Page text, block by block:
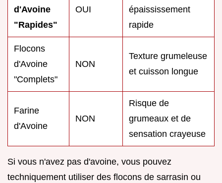
d'Avoine
"Rapides"
OUI
épaississement
rapide
Flocons
d'Avoine
"Complets"
NON
Texture grumeleuse
et cuisson longue
Farine
d'Avoine
NON
Risque de
grumeaux et de
sensation crayeuse
Si vous n'avez pas d'avoine, vous pouvez
techniquement utiliser des flocons de sarrasin ou